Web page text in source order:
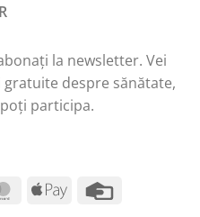
la newsletter. Vei
despre sănătate,
participa.